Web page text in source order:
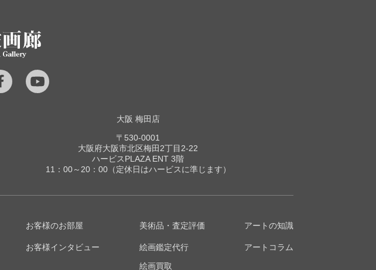
大阪 梅田店
〒530-0001
大阪府大阪市北区梅田2丁目2-22
ハービスPLAZA ENT 3階
11：00～20：00（定休日はハービスに準じます）
お客様のお部屋
お客様インタビュー
美術品・査定評価
絵画鑑定代行
絵画買取
アートの知識
アートコラム